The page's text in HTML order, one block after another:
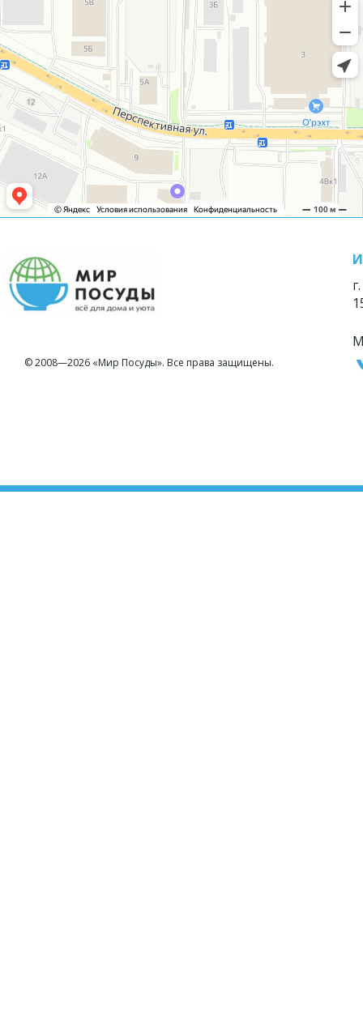
© 2008—2026 «Мир Посуды». Все права защищены.